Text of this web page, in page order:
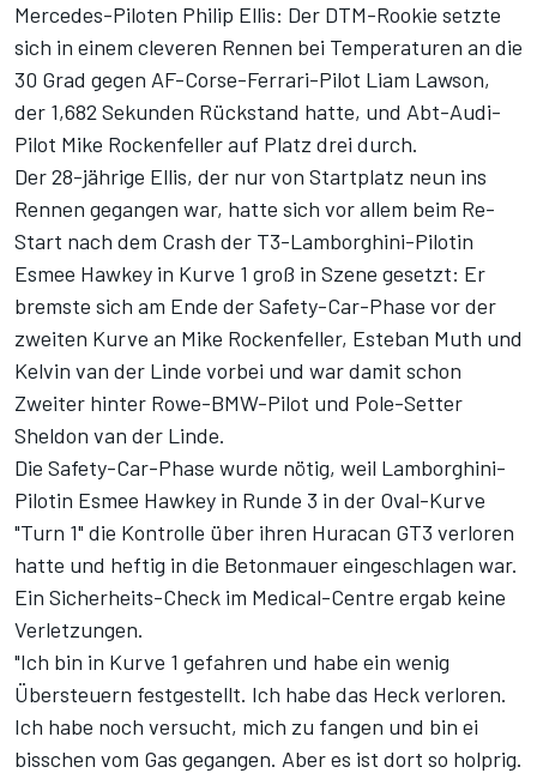
Mercedes-Piloten Philip Ellis: Der DTM-Rookie setzte
sich in einem cleveren Rennen bei Temperaturen an die
30 Grad gegen AF-Corse-Ferrari-Pilot Liam Lawson,
der 1,682 Sekunden Rückstand hatte, und Abt-Audi-
Pilot Mike Rockenfeller auf Platz drei durch.
Der 28-jährige Ellis, der nur von Startplatz neun ins
Rennen gegangen war, hatte sich vor allem beim Re-
Start nach dem Crash der T3-Lamborghini-Pilotin
Esmee Hawkey in Kurve 1 groß in Szene gesetzt: Er
bremste sich am Ende der Safety-Car-Phase vor der
zweiten Kurve an Mike Rockenfeller, Esteban Muth und
Kelvin van der Linde vorbei und war damit schon
Zweiter hinter Rowe-BMW-Pilot und Pole-Setter
Sheldon van der Linde.
Die Safety-Car-Phase wurde nötig, weil Lamborghini-
Pilotin Esmee Hawkey in Runde 3 in der Oval-Kurve
"Turn 1" die Kontrolle über ihren Huracan GT3 verloren
hatte und heftig in die Betonmauer eingeschlagen war.
Ein Sicherheits-Check im Medical-Centre ergab keine
Verletzungen.
"Ich bin in Kurve 1 gefahren und habe ein wenig
Übersteuern festgestellt. Ich habe das Heck verloren.
Ich habe noch versucht, mich zu fangen und bin ei
bisschen vom Gas gegangen. Aber es ist dort so holprig.